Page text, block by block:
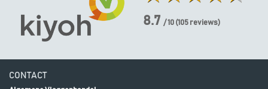
8.7 / 10 (105 reviews)
CONTACT